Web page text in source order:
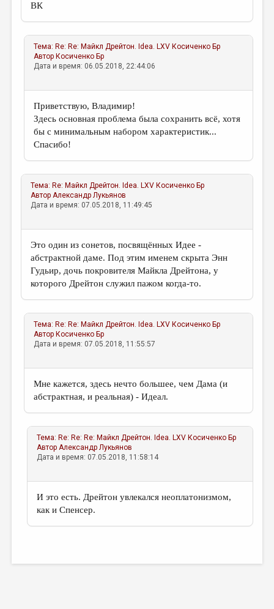
ВК
Тема: Re: Re: Майкл Дрейтон. Idea. LXV Косиченко Бр
Автор Косиченко Бр
Дата и время: 06.05.2018, 22:44:06
Приветствую, Владимир!
Здесь основная проблема была сохранить всё, хотя
бы с минимальным набором характеристик...
Спасибо!
Тема: Re: Майкл Дрейтон. Idea. LXV Косиченко Бр
АвторАлександр Лукьянов
Дата и время: 07.05.2018, 11:49:45
Это один из сонетов, посвящённых Идее -
абстрактной даме. Под этим именем скрыта Энн
Гудьир, дочь покровителя Майкла Дрейтона, у
которого Дрейтон служил пажом когда-то.
Тема: Re: Re: Майкл Дрейтон. Idea. LXV Косиченко Бр
Автор Косиченко Бр
Дата и время: 07.05.2018, 11:55:57
Мне кажется, здесь нечто большее, чем Дама (и
абстрактная, и реальная) - Идеал.
Тема: Re: Re: Re: Майкл Дрейтон. Idea. LXV Косиченко Бр
АвторАлександр Лукьянов
Дата и время: 07.05.2018, 11:58:14
И это есть. Дрейтон увлекался неоплатонизмом,
как и Спенсер.